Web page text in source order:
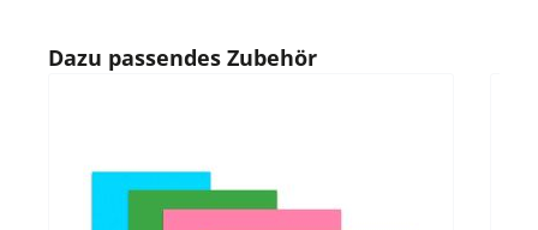
Produktgalerie überspringen
Dazu passendes Zubehör